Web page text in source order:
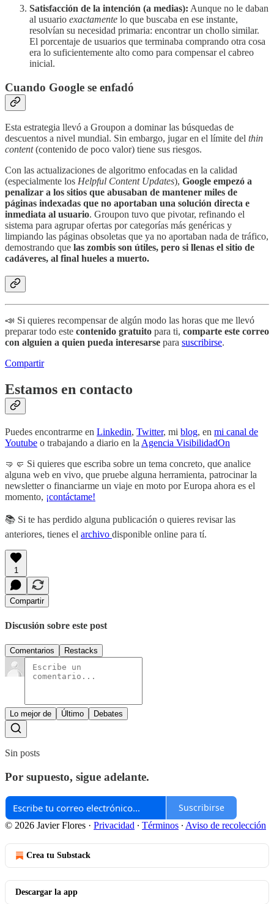
Satisfacción de la intención (a medias): Aunque no le daban
al usuario exactamente lo que buscaba en ese instante,
resolvían su necesidad primaria: encontrar un chollo similar.
El porcentaje de usuarios que terminaba comprando otra cosa
era lo suficientemente alto como para compensar el cabreo
inicial.
Cuando Google se enfadó
Esta estrategia llevó a Groupon a dominar las búsquedas de
descuentos a nivel mundial. Sin embargo, jugar en el límite del thin
content(contenido de poco valor) tiene sus riesgos.
Con las actualizaciones de algoritmo enfocadas en la calidad
(especialmente los Helpful Content Updates), Google empezó a
penalizar a los sitios que abusaban de mantener miles de
páginas indexadas que no aportaban una solución directa e
inmediata al usuario. Groupon tuvo que pivotar, refinando el
sistema para agrupar ofertas por categorías más genéricas y
limpiando las páginas obsoletas que ya no aportaban nada de tráfico,
demostrando que las zombis son útiles, pero si llenas el sitio de
cadáveres, al final hueles a muerto.
📣 Si quieres recompensar de algún modo las horas que me llevó
preparar todo este contenido gratuito para ti, comparte este correo
con alguien a quien pueda interesarse para suscribirse.
Compartir
Estamos en contacto
Puedes encontrarme en Linkedin, Twitter, mi blog, en mi canal de
Youtube o trabajando a diario en la Agencia VisibilidadOn
🤜🤛 Si quieres que escriba sobre un tema concreto, que analice
alguna web en vivo, que pruebe alguna herramienta, patrocinar la
newsletter o financiarme un viaje en moto por Europa ahora es el
momento, ¡contáctame!
📚 Si te has perdido alguna publicación o quieres revisar las
anteriores, tienes el archivo disponible online para tí.
1
Compartir
Discusión sobre este post
Comentarios Restacks
Lo mejor de Último Debates
Sin posts
Por supuesto, sigue adelante.
Suscribirse
© 2026 Javier Flores · Privacidad ∙ Términos ∙ Aviso de recolección
Crea tu Substack
Descargar la app